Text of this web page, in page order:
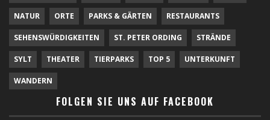
NATUR ORTE PARKS & GÄRTEN RESTAURANTS
SEHENSWÜRDIGKEITEN ST. PETER ORDING STRÄNDE
SYLT THEATER TIERPARKS TOP 5 UNTERKUNFT
WANDERN
FOLGEN SIE UNS AUF FACEBOOK